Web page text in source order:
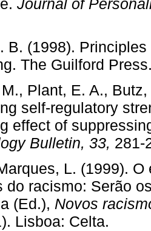
Journal of
B. (1998).
The Guilford
Plant, E. A.,
self-regulatory
effect of
Bulletin, 33, 281-
L. (1999).
do racismo: Serão
(Ed.), Novos
Lisboa: Celta.